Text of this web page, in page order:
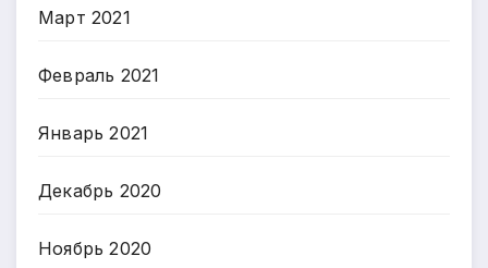
Март 2021
Февраль 2021
Январь 2021
Декабрь 2020
Ноябрь 2020